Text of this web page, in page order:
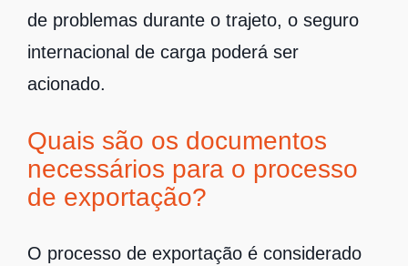
de problemas durante o trajeto, o seguro
internacional de carga poderá ser
acionado.
Quais são os documentos
necessários para o processo
de exportação?
O processo de exportação é considerado